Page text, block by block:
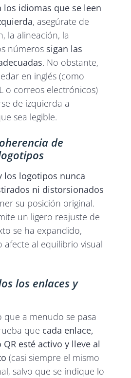
los idiomas que se leen
, asegúrate de
la alineación, la
números sigan las
. No obstante,
en inglés (como
o correos electrónicos)
de izquierda a
sea legible.
de
los logotipos nunca
ni distorsionados
su posición original.
un ligero reajuste de
se ha expandido,
afecte al equilibrio visual
los enlaces y
que a menudo se pasa
que cada enlace,
esté activo y lleve al
(casi siempre el mismo
salvo que se indique lo